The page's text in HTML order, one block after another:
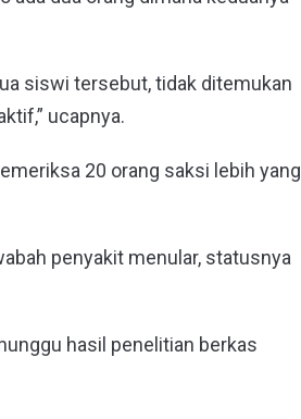
siswi tersebut, tidak ditemukan
ucapnya.
20 orang saksi lebih yang
penyakit menular, statusnya
hasil penelitian berkas